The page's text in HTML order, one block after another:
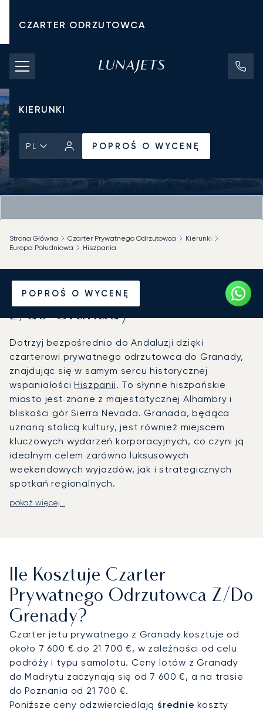
CZARTER ODRZUTOWCA
KOSZTY CZARTERU
PRYWATNE ODRZUTOWCE
KIERUNKI
PL POPROŚ O WYCENĘ
POPROŚ O WYCENĘ
Strona Główna Czarter Prywatnego Odrzutowca
Kierunki
Europa Południowa
Hiszpania
Wynajmij jet prywatny
z/do Granady
Dotrzyj bezpośrednio do Andaluzji dzięki
czarterowi prywatnego odrzutowca do Granady,
znajdując się w samym sercu historycznej
wspaniałościHiszpanii. To słynne hiszpańskie
miasto jest znane z majestatycznej Alhambry i
bliskości gór Sierra Nevada. Granada, będąca
uznaną stolicą kultury, jest również miejscem
kluczowych wydarzeń korporacyjnych, co czyni ją
idealnym celem zarówno luksusowych
weekendowych wyjazdów, jak i strategicznych
spotkań regionalnych.
Dzięki LunaJets Państwa lot jest dostosowany do
wypoczęci i gotowi na pobyt w tak wyjątkowym
miejscu, jak wspaniały hotel Alhambra Palace.
Jako pierwszy broker czarterowy w Europie, który
uzyskał rygorystyczny certyfikat ARGUS®, nasze
zaangażowanie w bezpieczeństwo jest dla nas
absolutnym priorytetem. To przywiązanie do
doskonałości operacyjnej zapewnia całkowity
spokój ducha i najwyższy standard
bezpieczeństwa podczas Państwa lotu do
pokaż więcej...
Ile Kosztuje Czarter
Prywatnego Odrzutowca Z/do
Grenady?
Czarter jetu prywatnego z Granady kosztuje od
około 7 600 € do 21 700 €, w zależności od celu
podróży i typu samolotu. Ceny lotów z Granady
do Madrytu zaczynają się od 7 600 €, a na trasie
do Poznania od 21 700 €.
Poniższe ceny odzwierciedlają średnie koszty